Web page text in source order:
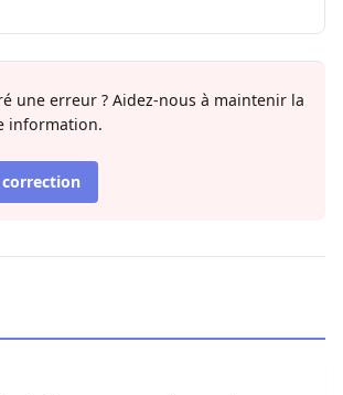
une erreur ? Aidez-nous à maintenir la
information.